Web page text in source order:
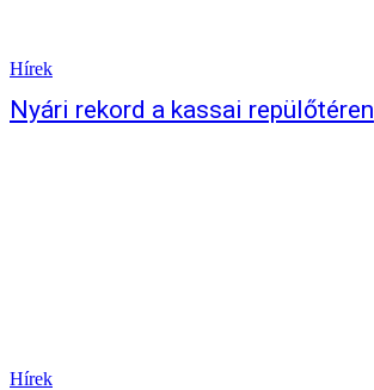
Hírek
Nyári rekord a kassai repülőtéren
Hírek